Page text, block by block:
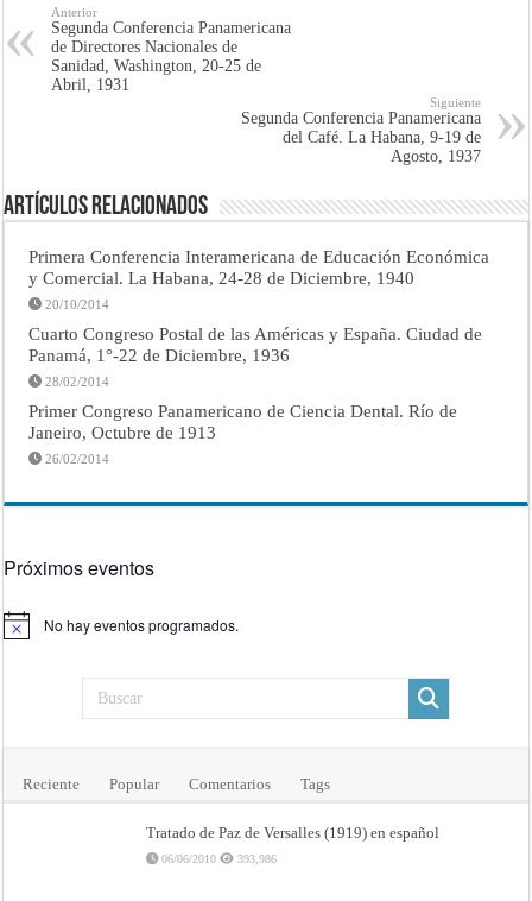
Anterior
Segunda Conferencia Panamericana
de Directores Nacionales de
Sanidad, Washington, 20-25 de
Abril, 1931
Siguiente
Segunda Conferencia Panamericana
del Café. La Habana, 9-19 de
Agosto, 1937
Artículos Relacionados
Primera Conferencia Interamericana de Educación Económica
y Comercial. La Habana, 24-28 de Diciembre, 1940
20/10/2014
Cuarto Congreso Postal de las Américas y España. Ciudad de
Panamá, 1°-22 de Diciembre, 1936
28/02/2014
Primer Congreso Panamericano de Ciencia Dental. Río de
Janeiro, Octubre de 1913
26/02/2014
Próximos eventos
Aviso No hay eventos programados.
Reciente Popular Comentarios Tags
Tratado de Paz de Versalles (1919) en español
06/06/2010 393,986